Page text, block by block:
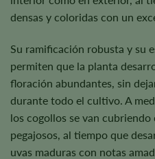
densas y coloridas con un
Su ramificación robusta y su
permiten que la planta
floración abundantes, sin
durante todo el cultivo. A
los cogollos se van cubriendo
pegajosos, al tiempo que
uvas maduras con notas